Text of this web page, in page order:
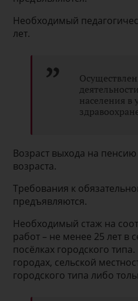
Необходимый
лет.
населения в
Возраст выхода на
возраста.
Требования к
предъявляются.
Необходимый стаж на
работ – не менее 25 лет в
посёлках городского
городах, сельской
городского типа либо